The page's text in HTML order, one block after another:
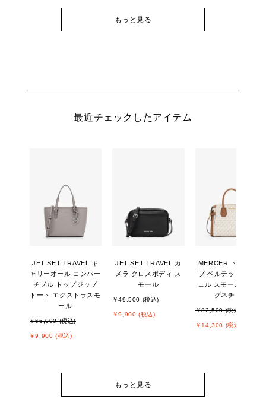
もっと見る
最近チェックしたアイテム
JET SET TRAVEL キ
ャリーオール コンバー
チブル トップジップ
トート エクストラスモ
ール
￥66,000 (税込)
￥9,900 (税込)
JET SET TRAVEL カ
メラ クロスボディ ス
モール
￥49,500 (税込)
￥9,900 (税込)
MERCER トップジッ
プ ベルテッド サッチ
ェル スモール - MKシ
グネチャー
￥82,500 (税込)
￥14,300 (税込)
もっと見る